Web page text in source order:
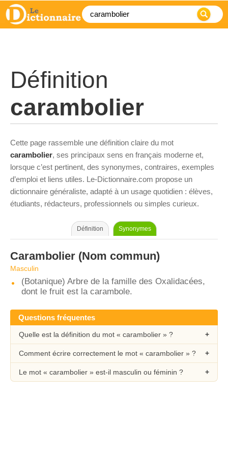
Définition
carambolier
Cette page rassemble une définition claire du mot
carambolier, ses principaux sens en français moderne et,
lorsque c’est pertinent, des synonymes, contraires, exemples
d’emploi et liens utiles. Le-Dictionnaire.com propose un
dictionnaire généraliste, adapté à un usage quotidien : élèves,
étudiants, rédacteurs, professionnels ou simples curieux.
Définition Synonymes
Carambolier (Nom commun)
Masculin
(Botanique) Arbre de la famille des Oxalidacées,
dont le fruit est la carambole.
Questions fréquentes
Quelle est la définition du mot « carambolier » ?
Comment écrire correctement le mot « carambolier » ?
Le mot « carambolier » est-il masculin ou féminin ?